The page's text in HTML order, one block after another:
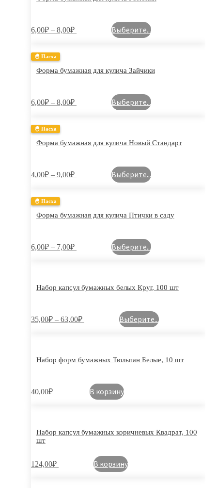
6,00₽ – 8,00₽ Выберите...
🐣 Пасха
Форма бумажная для кулича Зайчики
6,00₽ – 8,00₽ Выберите...
🐣 Пасха
Форма бумажная для кулича Новый Стандарт
4,00₽ – 9,00₽ Выберите...
🐣 Пасха
Форма бумажная для кулича Птички в саду
6,00₽ – 7,00₽ Выберите...
Набор капсул бумажных белых Круг, 100 шт
35,00₽ – 63,00₽ Выберите...
Набор форм бумажных Тюльпан Белые, 10 шт
40,00₽ В корзину
Набор капсул бумажных коричневых Квадрат, 100
шт
124,00₽ В корзину